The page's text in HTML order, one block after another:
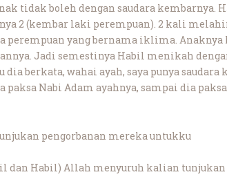
tidak boleh dengan saudara kembarnya.
2 (kembar laki perempuan). 2 kali
yang bernama iklima.
Jadi semestinya Habil menikah
berkata, wahai ayah, saya punya
Nabi Adam ayahnya, sampai dia
pengorbanan mereka untukku
dan Habil) Allah menyuruh kalian tunjukan